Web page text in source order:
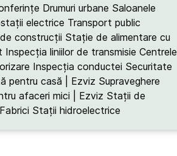
Drumuri urbane Saloanele
electrice Transport public
construcții Stație de alimentare cu
Inspecția liniilor de transmisie Centrele
Inspecția conductei Securitate
pentru casă | Ezviz Supraveghere
afaceri mici | Ezviz Stații de
Fabrici Stații hidroelectrice